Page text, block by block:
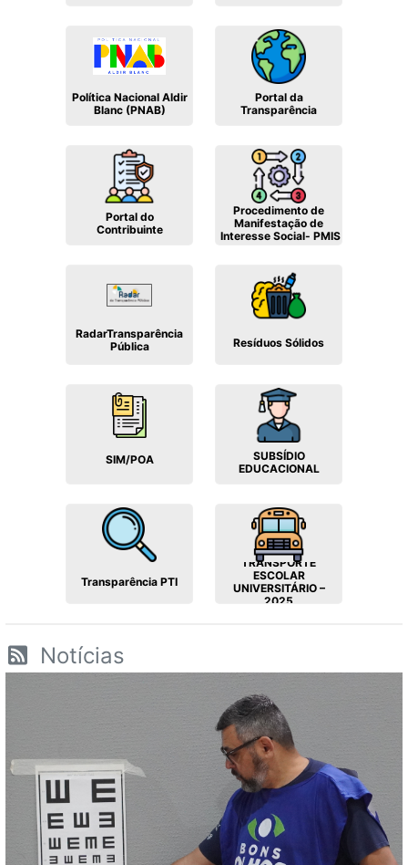
Política Nacional Aldir
Blanc (PNAB)
Portal da
Transparência
Portal do
Contribuinte
Procedimento de
Manifestação de
Interesse Social- PMIS
RadarTransparência
Pública
Resíduos Sólidos
SIM/POA
SUBSÍDIO
EDUCACIONAL
Transparência PTI
TRANSPORTE
ESCOLAR
UNIVERSITÁRIO –
2025
Notícias